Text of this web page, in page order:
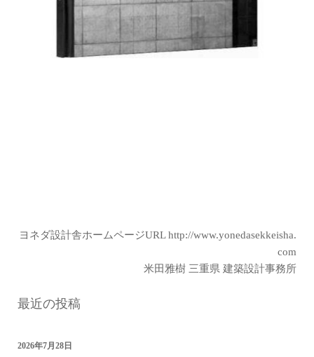
ヨネダ設計舎ホームページURLhttp://www.yonedasekkeisha.
com
米田雅樹 三重県 建築設計事務所
最近の投稿
2026年7月28日